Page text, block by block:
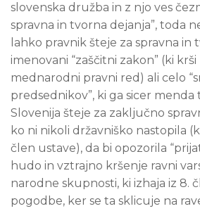
slovenska družba in z njo ves
spravna in tvorna dejanja”, toda
lahko pravnik šteje za spravna in
imenovani “zaščitni zakon” (ki
mednarodni pravni red) ali celo
predsednikov”, ki ga sicer
Slovenija šteje za zaključno
ko ni nikoli državniško nastopila
člen ustave), da bi opozorila
hudo in vztrajno kršenje ravni
narodne skupnosti, ki izhaja iz 8.
pogodbe, ker se ta sklicuje na